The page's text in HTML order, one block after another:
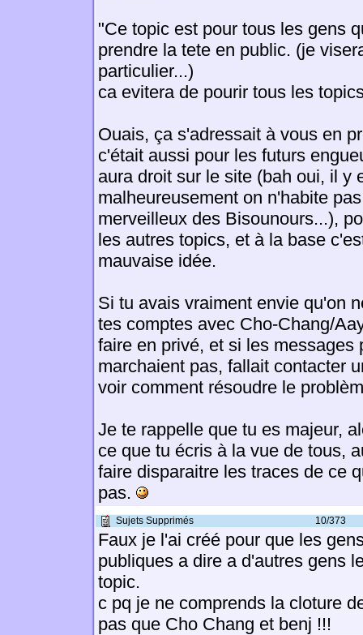
"Ce topic est pour tous les gens
prendre la tete en public. (je
particulier...)
ca evitera de pourir tous les
Ouais, ça s'adressait à vous en
c'était aussi pour les futurs
aura droit sur le site (bah oui, il y
malheureusement on n'habite
merveilleux des Bisounours...),
les autres topics, et à la base
mauvaise idée.
Si tu avais vraiment envie qu'on
tes comptes avec Cho-Chang/
faire en privé, et si les messages
marchaient pas, fallait contacter
voir comment résoudre le
Je te rappelle que tu es majeur,
ce que tu écris à la vue de tous,
faire disparaitre les traces de ce
pas.
Sujets Supprimés 10/373
Faux je l'ai créé pour que les
publiques a dire a d'autres gens
topic.
c pq je ne comprends la cloture
pas que Cho Chang et benj !!!